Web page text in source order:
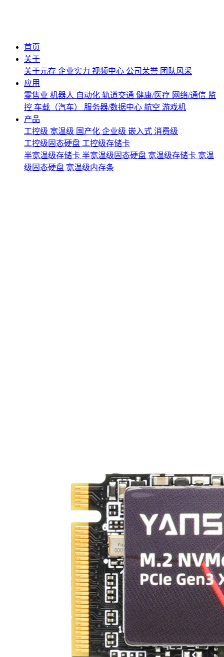
首页
关于
关于元存 企业实力 视频中心 公司荣誉 团队风采
应用
零售业 机器人 自动化 轨道交通 健康/医疗 网络/通信 监
控 车载（汽车） 服务器/数据中心 航空 游戏机
产品
工控级 宽温级 国产化 企业级 嵌入式 消费级
工控级固态硬盘 工控级存储卡
半宽温级存储卡 半宽温级固态硬盘 宽温级存储卡 宽温
级固态硬盘 宽温级内存条